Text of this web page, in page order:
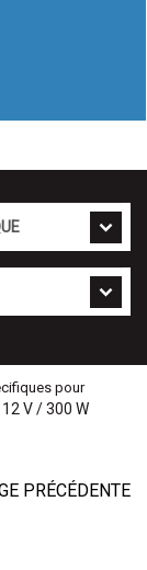
pour
12 V / 300 W
PRÉCÉDENTE